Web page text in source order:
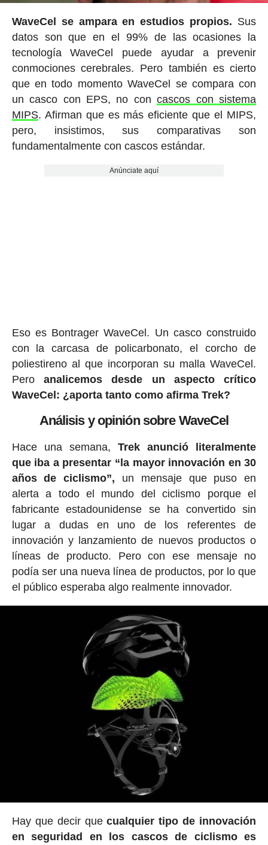
WaveCel se ampara en estudios propios. Sus
datos son que en el 99% de las ocasiones la
tecnología WaveCel puede ayudar a prevenir
conmociones cerebrales. Pero también es cierto
que en todo momento WaveCel se compara con
un casco con EPS, no concascos con sistema
MIPS. Afirman que es más eficiente que el MIPS,
pero, insistimos, sus comparativas son
fundamentalmente con cascos estándar.
Anúnciate aquí
Eso es Bontrager WaveCel. Un casco construido
con la carcasa de policarbonato, el corcho de
poliestireno al que incorporan su malla WaveCel.
Peroanalicemos desde un aspecto crítico
WaveCel: ¿aporta tanto como afirma Trek?
Análisis y opinión sobre WaveCel
Hace una semana,Trek anunció literalmente
que iba a presentar “la mayor innovación en 30
años de ciclismo”, un mensaje que puso en
alerta a todo el mundo del ciclismo porque el
fabricante estadounidense se ha convertido sin
lugar a dudas en uno de los referentes de
innovación y lanzamiento de nuevos productos o
líneas de producto. Pero con ese mensaje no
podía ser una nueva línea de productos, por lo que
el público esperaba algo realmente innovador.
Hay que decir quecualquier tipo de innovación
en seguridad en los cascos de ciclismo es